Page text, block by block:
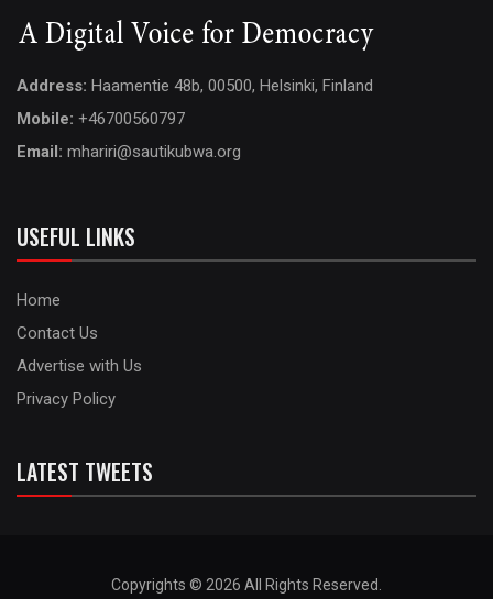
Address: Haamentie 48b, 00500, Helsinki, Finland
Mobile: +46700560797
Email: mhariri@sautikubwa.org
USEFUL LINKS
Home
Contact Us
Advertise with Us
Privacy Policy
LATEST TWEETS
Copyrights © 2026 All Rights Reserved.